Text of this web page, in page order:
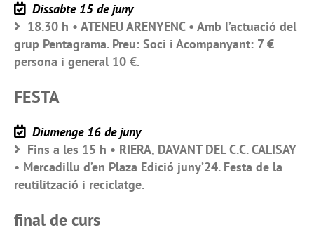
Dissabte 15 de juny
18.30 h • ATENEU ARENYENC • Amb l’actuació del
grup Pentagrama. Preu: Soci i Acompanyant: 7 €
persona i general 10 €.
FESTA
Diumenge 16 de juny
Fins a les 15 h • RIERA, DAVANT DEL C.C. CALISAY
• Mercadillu d’en Plaza Edició juny’24. Festa de la
reutilització i reciclatge.
final de curs